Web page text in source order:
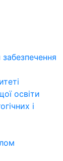
освіти
і